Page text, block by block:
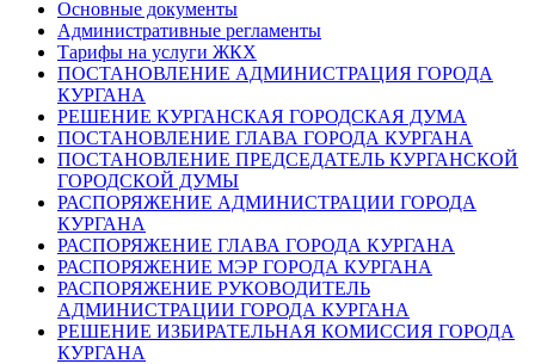
Основные документы
Административные регламенты
Тарифы на услуги ЖКХ
ПОСТАНОВЛЕНИЕ АДМИНИСТРАЦИЯ ГОРОДА
КУРГАНА
РЕШЕНИЕ КУРГАНСКАЯ ГОРОДСКАЯ ДУМА
ПОСТАНОВЛЕНИЕ ГЛАВА ГОРОДА КУРГАНА
ПОСТАНОВЛЕНИЕ ПРЕДСЕДАТЕЛЬ КУРГАНСКОЙ
ГОРОДСКОЙ ДУМЫ
РАСПОРЯЖЕНИЕ АДМИНИСТРАЦИИ ГОРОДА
КУРГАНА
РАСПОРЯЖЕНИЕ ГЛАВА ГОРОДА КУРГАНА
РАСПОРЯЖЕНИЕ МЭР ГОРОДА КУРГАНА
РАСПОРЯЖЕНИЕ РУКОВОДИТЕЛЬ
АДМИНИСТРАЦИИ ГОРОДА КУРГАНА
РЕШЕНИЕ ИЗБИРАТЕЛЬНАЯ КОМИССИЯ ГОРОДА
КУРГАНА